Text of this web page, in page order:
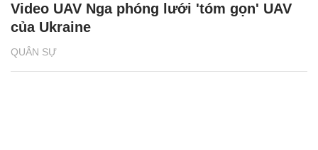
QUÂN SỰ
Video UAV Nga phóng lưới 'tóm gọn' UAV
của Ukraine